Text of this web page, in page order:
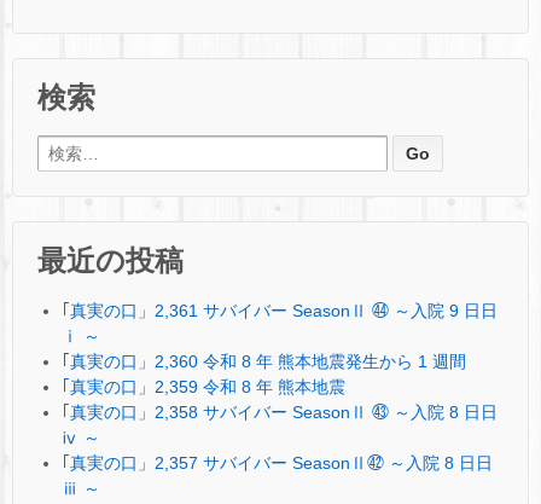
検索
検索:
最近の投稿
｢真実の口」2,361 サバイバー SeasonⅡ ㊹ ～入院 9 日日
ⅰ ～
｢真実の口」2,360 令和 8 年 熊本地震発生から 1 週間
｢真実の口」2,359 令和 8 年 熊本地震
｢真実の口」2,358 サバイバー SeasonⅡ ㊸ ～入院 8 日日
ⅳ ～
｢真実の口」2,357 サバイバー SeasonⅡ㊷ ～入院 8 日日
ⅲ ～